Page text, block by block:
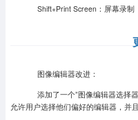
Shift+Print Screen：屏幕录制
图像编辑器改进：
添加了一个”图像编辑器选择
允许用户选择他们偏好的编辑器，并